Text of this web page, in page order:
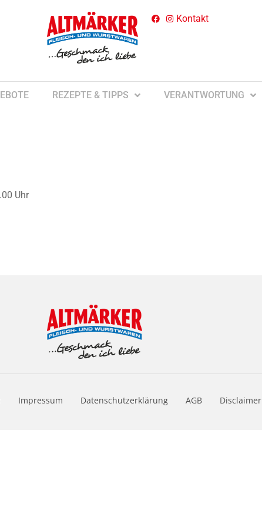
Kontakt
REZEPTE & TIPPS VERANTWORTUNG
Uhr
Impressum Datenschutzerklärung AGB Disclaimer